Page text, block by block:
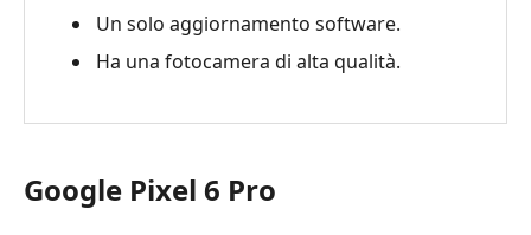
Un solo aggiornamento software.
Ha una fotocamera di alta qualità.
Google Pixel 6 Pro